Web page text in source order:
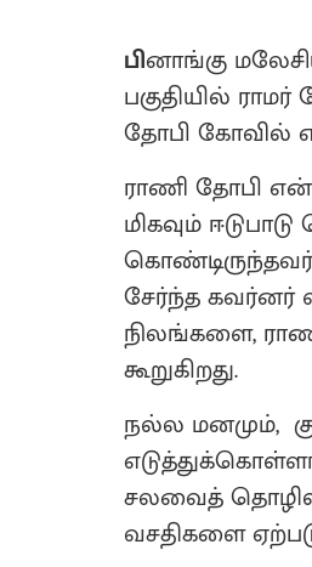
பினாங்கு
பகுதியில்
தோபி கோவில்
ராணி தோபி
மிகவும்
சேர்ந்த கவர்னர்
நிலங்களை,
கூறுகிறது.
நல்ல மனமும்,
சலவைத்
வசதிகளை